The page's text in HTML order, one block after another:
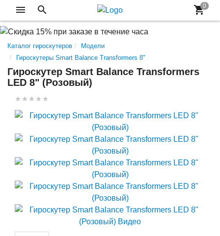
Каталог гироскутеров
Модели
Гироскутеры Smart Balance Transformers 8"
Гироскутер Smart Balance Transformers
LED 8" (Розовый)